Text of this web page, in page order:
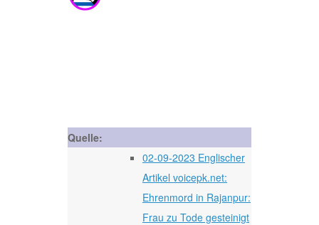
Quelle:
02-09-2023 Englischer
Artikel voicepk.net:
Ehrenmord in Rajanpur:
Frau zu Tode gesteinigt